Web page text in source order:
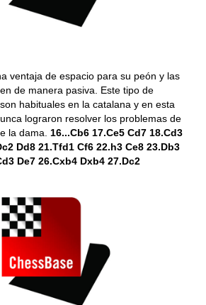
ventaja de espacio para su peón y las
de manera pasiva. Este tipo de
habituales en la catalana y en esta
lograron resolver los problemas de
la dama. 16...Cb6 17.Ce5 Cd7 18.Cd3
Dd8 21.Tfd1 Cf6 22.h3 Ce8 23.Db3
De7 26.Cxb4 Dxb4 27.Dc2